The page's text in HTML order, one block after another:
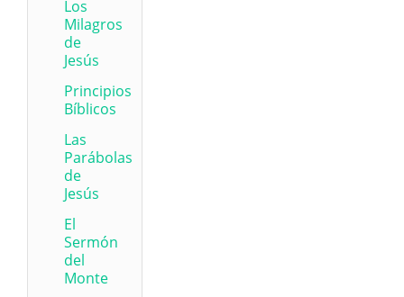
Los
Milagros
de
Jesús
Principios
Bíblicos
Las
Parábolas
de
Jesús
El
Sermón
del
Monte